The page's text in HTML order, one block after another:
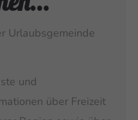
consectetuer
Urlaubsgemeinde
und
über Freizeit